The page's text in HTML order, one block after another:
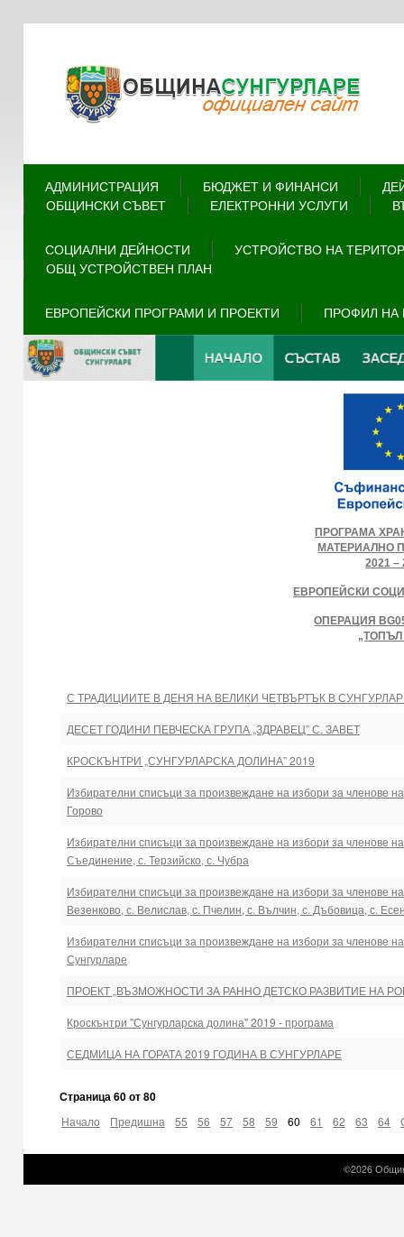
АДМИНИСТРАЦИЯ БЮДЖЕТ И ФИНАНСИ
ОБЩИНСКИ СЪВЕТ
ЕЛЕКТРОННИ УСЛУГИ
СОЦИАЛНИ ДЕЙНОСТИ
УСТРОЙСТВО НА
ОБЩ УСТРОЙСТВЕН ПЛАН
ЕВРОПЕЙСКИ ПРОГРАМИ И ПРОЕКТИ ПРОФИЛ НА
ПРОГРАМА
МАТЕРИАЛНО
2021 –
ЕВРОПЕЙСКИ
ОПЕРАЦИЯ
С ТРАДИЦИИТЕ В ДЕНЯ НА ВЕЛИКИ ЧЕТВЪРТЪК В
ДЕСЕТ ГОДИНИ ПЕВЧЕСКА ГРУПА „ЗДРАВЕЦ” С. ЗАВЕТ
КРОСКЪНТРИ „СУНГУРЛАРСКА ДОЛИНА” 2019
Избирателни списъци за произвеждане на избори за членове
Горово
Избирателни списъци за произвеждане на избори за членове
Съединение, с. Терзийско, с. Чубра
Избирателни списъци за произвеждане на избори за членове
Везенково, с. Велислав, с. Пчелин, с. Вълчин, с. Дъбовица, с.
Избирателни списъци за произвеждане на избори за членове
Сунгурларе
ПРОЕКТ „ВЪЗМОЖНОСТИ ЗА РАННО ДЕТСКО РАЗВИТИЕ НА
Кроскънтри "Сунгурларска долина" 2019 - програма
СЕДМИЦА НА ГОРАТА 2019 ГОДИНА В СУНГУРЛАРЕ
Страница 60 от 80
Начало Предишна 55 56 57 58 59 60 61 62 63 64
©2026